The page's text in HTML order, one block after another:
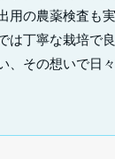
用の農薬検査も
は丁寧な栽培で
、その想いで日